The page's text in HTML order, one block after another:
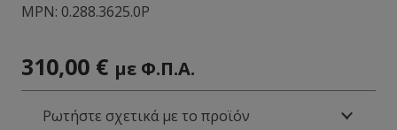
MPN: 0.288.3625.0Ρ
310,00 € με Φ.Π.Α.
Ρωτήστε σχετικά με το προϊόν